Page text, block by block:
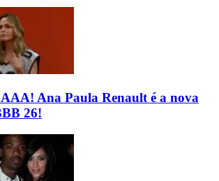
Ana Paula Renault é a nova
26!